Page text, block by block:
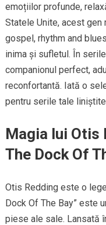
emoțiilor profunde,
Statele Unite, acest
gospel, rhythm and
inima și sufletul. În
companionul perfect,
reconfortantă. Iată o
pentru serile tale
Magia lui Otis
The Dock Of
Otis Redding este o
Dock Of The Bay” este
piese ale sale. Lansată